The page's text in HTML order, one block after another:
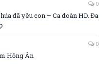
0
đã yêu con – Ca đoàn HD. Đa
0
Hồng Ân